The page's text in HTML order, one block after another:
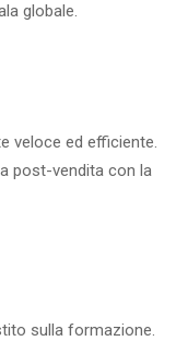
globale.
veloce ed efficiente.
post-vendita con la
sulla formazione.